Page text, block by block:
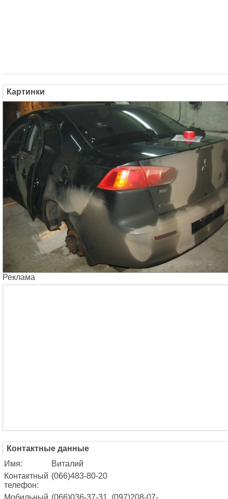
Картинки
Реклама
Контактные данные
Имя:
Виталий
Контактный
телефон:
(066)483-80-20
Мобильный (066)036-37-31, (097)208-07-